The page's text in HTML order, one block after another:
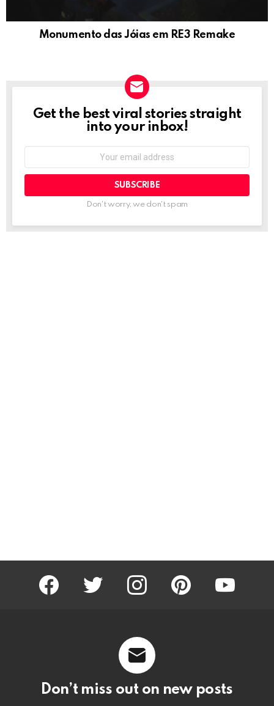
Monumento das Jóias em RE3 Remake
NEWSLETTER
Get the best viral stories straight
into your inbox!
Don't worry, we don't spam
facebook twitter instagram pinterest youtube
Don’t miss out on new posts